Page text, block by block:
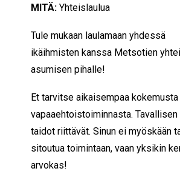
MITÄ: Yhteislaulua
Tule mukaan laulamaan yhdessä
ikäihmisten kanssa Metsotien
asumisen pihalle!
Et tarvitse aikaisempaa kokemusta
vapaaehtoistoiminnasta.
taidot riittävät. Sinun ei myöskään
sitoutua toimintaan, vaan yksikin
arvokas!